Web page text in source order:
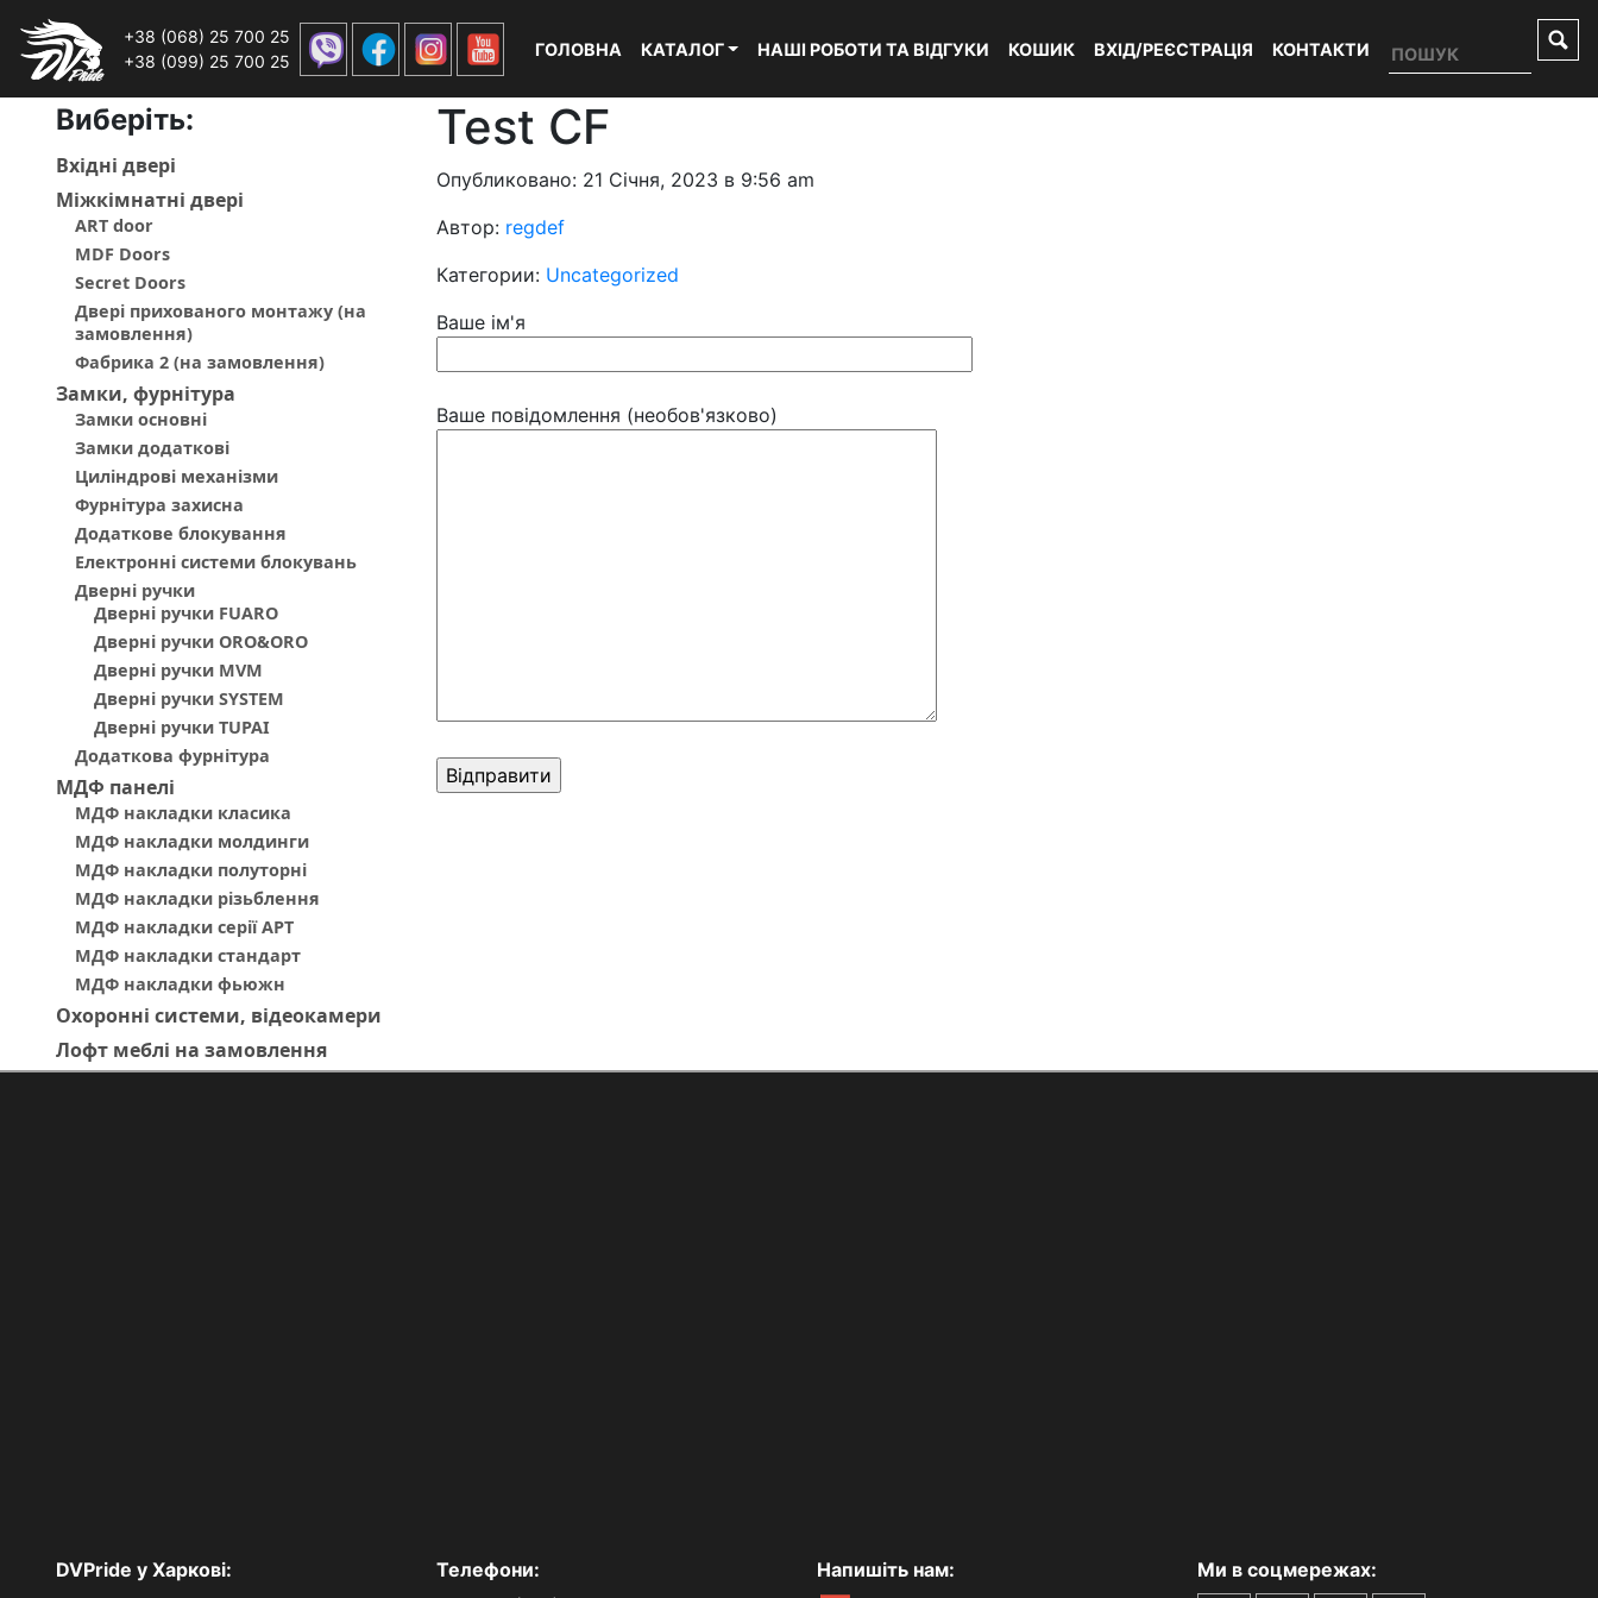
+38 (068) 25 700 25
+38 (099) 25 700 25
ГОЛОВНА КАТАЛОГ НАШІ РОБОТИ ТА ВІДГУКИ КОШИК ВХІД/РЕЄСТРАЦІЯ КОНТАКТИ
Виберiть:
Вхiднi дверi
Мiжкiмнатнi дверi
ART door
MDF Doors
Secret Doors
Двері прихованого монтажу (на
замовлення)
Фабрика 2 (на замовлення)
Замки, фурнітура
Замки основні
Замки додаткові
Циліндрові механізми
Фурнітура захисна
Додаткове блокування
Електронні системи блокувань
Дверні ручки
Дверні ручки FUARO
Дверні ручки ORO&ORO
Дверні ручки MVM
Дверні ручки SYSTEM
Дверні ручки TUPAI
Додаткова фурнітура
МДФ панелi
МДФ накладки класика
МДФ накладки молдинги
МДФ накладки полуторні
МДФ накладки різьблення
МДФ накладки серії АРТ
МДФ накладки стандарт
МДФ накладки фьюжн
Охоронні системи, відеокамери
Лофт меблі на замовлення
Test CF
Опубликовано: 21 Січня, 2023 в 9:56 am
Автор: regdef
Категории: Uncategorized
Ваше ім'я
Ваше повідомлення (необов'язково)
DVPride у Харкові: Телефони: Напишіть нам: Ми в соцмережах: